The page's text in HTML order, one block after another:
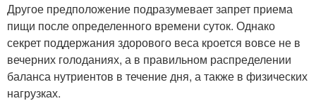
Другое предположение подразумевает запрет приема
пищи после определенного времени суток. Однако
секрет поддержания здорового веса кроется вовсе не в
вечерних голоданиях, а в правильном распределении
баланса нутриентов в течение дня, а также в физических
нагрузках.